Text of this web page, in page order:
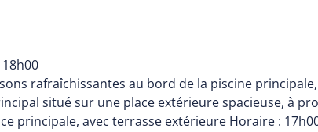
rafraîchissantes au bord de la piscine
situé sur une place extérieure spacieuse, à
principale, avec terrasse extérieure Horaire :